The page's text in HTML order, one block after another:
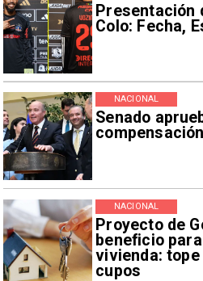
Presentación
Colo: Fecha,
Senado
NACIONAL
Proyecto de
beneficio
vivienda: tope
cupos
NACIONAL